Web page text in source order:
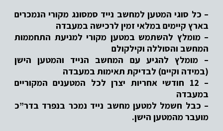
– כל סוגי המטען למחשב נייד סמסונג מקורי הנמכרים
בארץ קיימים במלאי זמין לרכישה במעבדה
– מומלץ להשתמש במטען מקורי למניעת התחממות
המחשב והסוללה וקילקולם
– מומלץ להגיע עם המחשב הנייד והמטען הישן
(במידה וקיים) לבדיקת תאימות במעבדה
– 12 חודשי אחריות יצרן לכל המטענים המקוריים
במעבדה
– כבל חשמל למטען מחשב נייד נמכר בנפרד בדר”כ
מועבר מהמטען הישן.